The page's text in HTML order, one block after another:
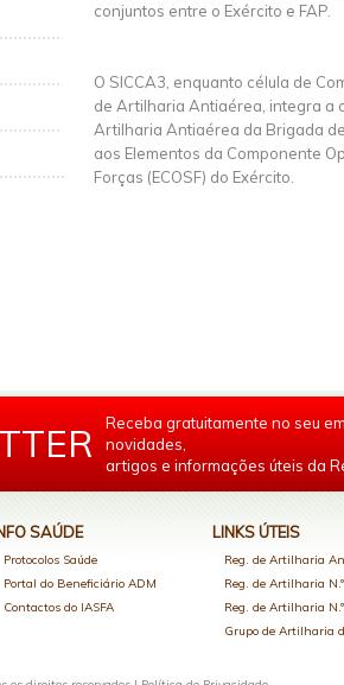
conjuntos entre o Exército e FAP.
O SICCA3, enquanto célula de
de Artilharia Antiaérea, integra a
Artilharia Antiaérea da Brigada
aos Elementos da Componente
Forças (ECOSF) do Exército.
Receba gratuitamente no seu
novidades,
artigos e informações úteis da
SAÚDE
Protocolos Saúde
Portal do Beneficiário ADM
Contactos do IASFA
LINKS ÚTEIS
Reg. de Artilharia
Reg. de Artilharia
Reg. de Artilharia
Grupo de Artilharia